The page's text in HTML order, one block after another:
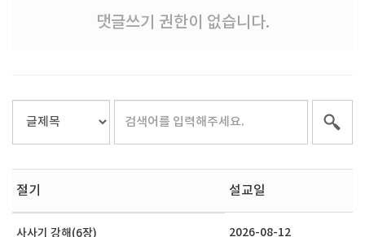
댓글쓰기 권한이 없습니다.
절기 설교일
사사기 강해(6장) 2026-08-12